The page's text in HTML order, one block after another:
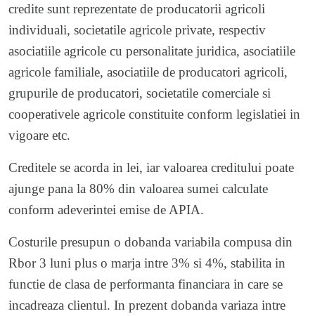
credite sunt reprezentate de producatorii agricoli
individuali, societatile agricole private, respectiv
asociatiile agricole cu personalitate juridica, asociatiile
agricole familiale, asociatiile de producatori agricoli,
grupurile de producatori, societatile comerciale si
cooperativele agricole constituite conform legislatiei in
vigoare etc.
Creditele se acorda in lei, iar valoarea creditului poate
ajunge pana la 80% din valoarea sumei calculate
conform adeverintei emise de APIA.
Costurile presupun o dobanda variabila compusa din
Rbor 3 luni plus o marja intre 3% si 4%, stabilita in
functie de clasa de performanta financiara in care se
incadreaza clientul. In prezent dobanda variaza intre